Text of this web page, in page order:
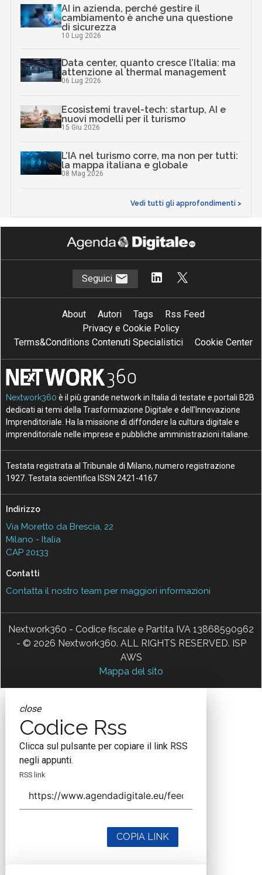
AI in azienda, perché gestire il
cambiamento è anche una questione
di sicurezza
10 Lug 2026
Data center, quanto cresce l’Italia: ma
attenzione al thermal management
06 Lug 2026
Ecosistemi travel-tech: startup, AI e
nuovi modelli per il turismo
15 Giu 2026
L’IA nel turismo corre, ma non per tutti:
la mappa italiana e globale
08 Mag 2026
Vedi tutti gli approfondimenti >
Seguici
About Autori Tags
Rss Feed
Privacy e Cookie Policy
Terms&Conditions Contenuti Specialistici
Cookie Center
Nextwork360 è il più grande network in Italia di testate e portali B2B
dedicati ai temi della Trasformazione Digitale e dell’Innovazione
Imprenditoriale. Ha la missione di diffondere la cultura digitale e
imprenditoriale nelle imprese e pubbliche amministrazioni italiane.
Testata registrata al Tribunale di Milano, numero registrazione
1927. Testata scientifica ISSN 2421-4167
Indirizzo
Via Moretto da Brescia, 22
Milano - Italia
CAP 20133
Contatti
Contatta il nostro team per maggiori informazioni
Nextwork360 - Codice fiscale e Partita IVA 13868590962
- © 2026 Nextwork360. ALL RIGHTS RESERVED. ISP
AWS
Mappa del sito
close
Codice Rss
Clicca sul pulsante per copiare il link RSS
negli appunti.
RSS link
COPIA LINK